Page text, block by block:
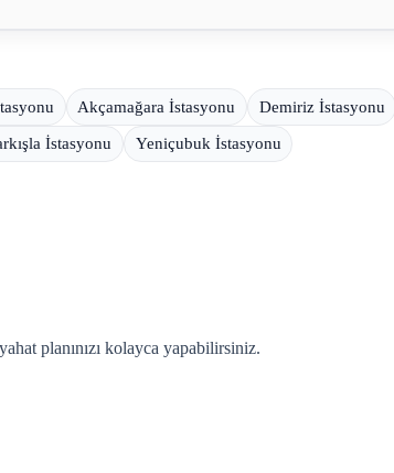
Akçamağara İstasyonu Demiriz İstasyonu
İstasyonu Yeniçubuk İstasyonu
planınızı kolayca yapabilirsiniz.